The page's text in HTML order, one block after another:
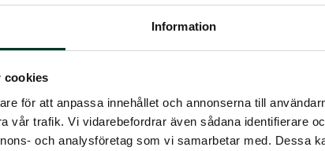
Information
cookies
för att anpassa innehållet och annonserna till
vår trafik. Vi vidarebefordrar även sådana identifierare
och analysföretag som vi samarbetar med. Dessa